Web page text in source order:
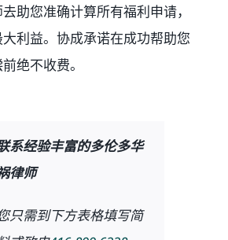
助您准确计算所有福利申请，
利益。协成承诺在成功帮助您
绝不收费。
系经验丰富的多伦多华
律师
只需到下方表格填写简